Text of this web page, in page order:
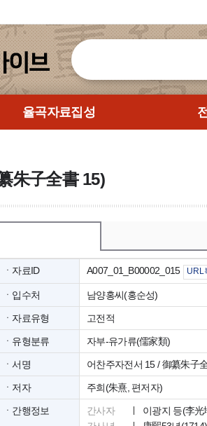
율곡자료집성
朱子全書 15)
ㆍ자료ID A007_01_B00002_015 URL
ㆍ입수처 남양홍씨(홍순성)
ㆍ자료유형 고전적
ㆍ유형분류 자부-유가류(儒家類)
ㆍ서명 어찬주자전서 15 / 御纂朱子
ㆍ저자 주희(朱熹, 편저자)
ㆍ간행정보 간사자
이광지 등(李光